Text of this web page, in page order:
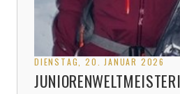
DIENSTAG, 20. JANUAR 2026